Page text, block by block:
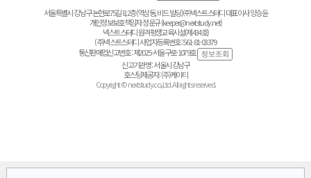
서울특별시 강남구 논현로75길 8, 2층(역삼동, 비드 빌딩) ㈜넥스트스터디 대표이사 양승윤
개인정보보호책임자 정운규 (keeper@nextstudy.net)
넥스트스터디 원격평생교육시설(제434호)
(주)넥스트스터디 사업자등록번호 : 561-81-03379
통신판매업신고번호 : 제2025-서울구로-1079호
신고기관명 : 서울시 강남구
호스팅제공자 : (주)케이티
Copyright © nextstudy.co.,Ltd. All rights reserved.